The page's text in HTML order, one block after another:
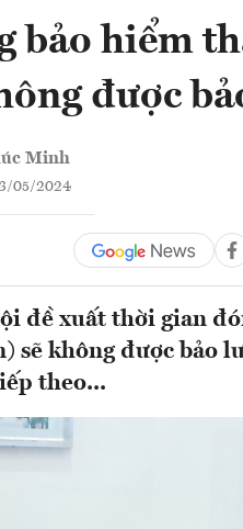
bảo hiểm
được
Minh
05/2024
đề xuất thời gian
sẽ không được bảo
theo...